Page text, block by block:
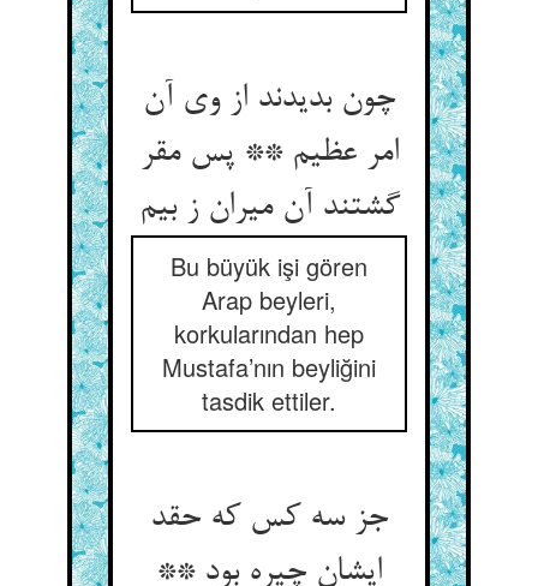
چون بدیدند از وی آن
امر عظیم ** پس مقر
گشتند آن میران ز بیم
Bu büyük işi gören
Arap beyleri,
korkularından hep
Mustafa’nın beyliğini
tasdik ettiler.
جز سه کس که حقد
ایشان چیره بود **